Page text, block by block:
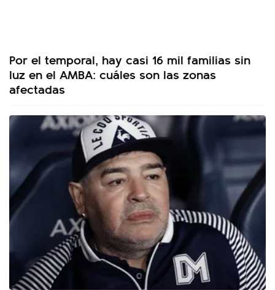
Por el temporal, hay casi 16 mil familias sin
luz en el AMBA: cuáles son las zonas
afectadas